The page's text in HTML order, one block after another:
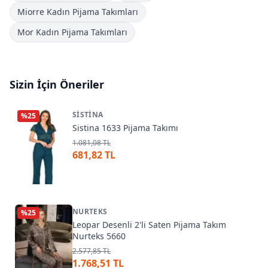
Miorre Kadın Pijama Takımları
Mor Kadın Pijama Takımları
Sizin İçin Öneriler
%25 SISTINA
Sistina 1633 Pijama Takımı
1.081,08 TL
681,82 TL
%25 NURTEKS
Leopar Desenli 2'li Saten Pijama Takım
Nurteks 5660
2.577,85 TL
1.768,51 TL